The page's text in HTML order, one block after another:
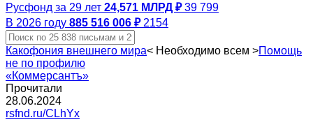
Русфонд за 29 лет 24,571 МЛРД ₽ 39 799
В 2026 году 885 516 006 ₽ 2154
Какофония внешнего мира< Необходимо всем >Помощь
не по профилю
«Коммерсантъ»
Прочитали
28.06.2024
rsfnd.ru/CLhYx